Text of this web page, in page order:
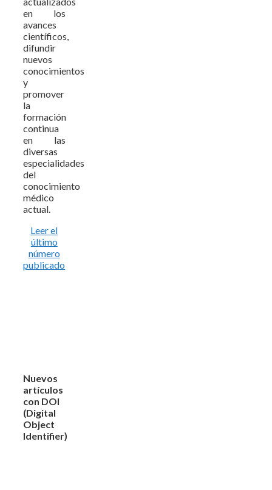
en los
avances
científicos,
difundir
nuevos
conocimientos
y
promover
la
formación
continua
en las
diversas
especialidades
del
conocimiento
médico
actual.
Leer el
último
número
publicado
Nuevos
artículos
con DOI
(Digital
Object
Identifier)